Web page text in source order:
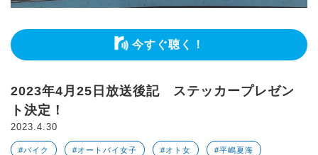
今すぐ聴く！
2023年4月25日放送後記 ステッカープレゼン
ト決定！
2023.4.30
#バイク #オートバイ女子 #オト女 #平嶋夏海